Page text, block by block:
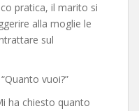
pratica, il marito si
alla moglie le
sul
vuoi?”
ha chiesto quanto